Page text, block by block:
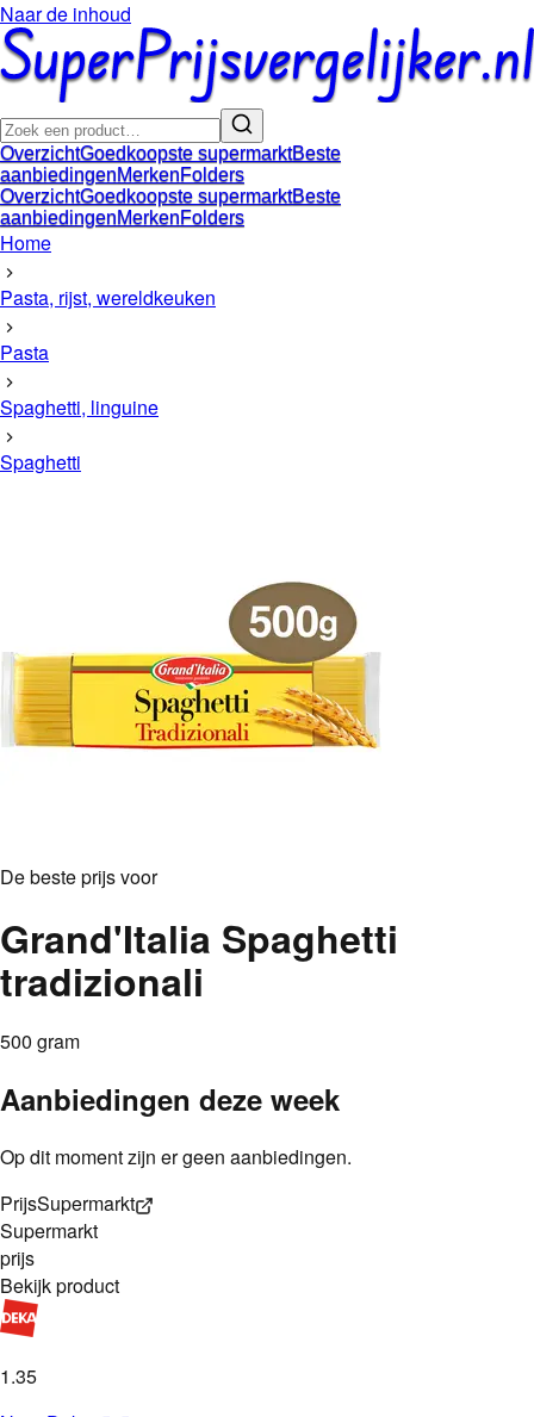
Naar de inhoud
OverzichtGoedkoopste supermarktBeste
aanbiedingenMerkenFolders
OverzichtGoedkoopste supermarktBeste
aanbiedingenMerkenFolders
Home
Pasta, rijst, wereldkeuken
Pasta
Spaghetti, linguine
Spaghetti
De beste prijs voor
Grand'Italia Spaghetti
tradizionali
500 gram
Aanbiedingen deze week
Op dit moment zijn er geen aanbiedingen.
PrijsSupermarkt
Supermarkt
prijs
Bekijk product
1.35